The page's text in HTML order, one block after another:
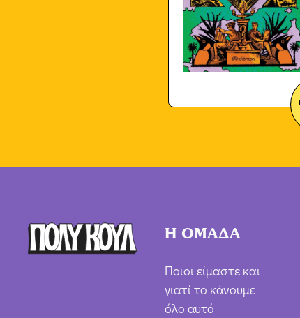
Η ΟΜΑΔΑ
Ποιοι είμαστε και
γιατί το κάνουμε
όλο αυτό